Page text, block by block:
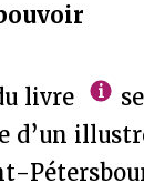
livre
d’un